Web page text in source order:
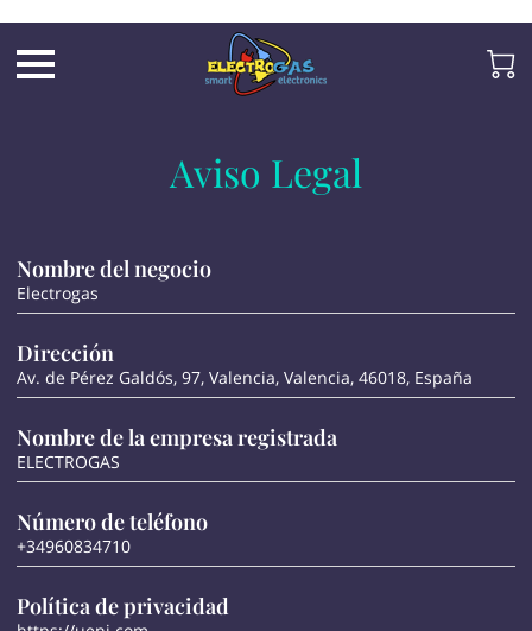
Aviso Legal
Nombre del negocio
Electrogas
Dirección
Av. de Pérez Galdós, 97, Valencia, Valencia, 46018, España
Nombre de la empresa registrada
ELECTROGAS
Número de teléfono
+34960834710
Política de privacidad